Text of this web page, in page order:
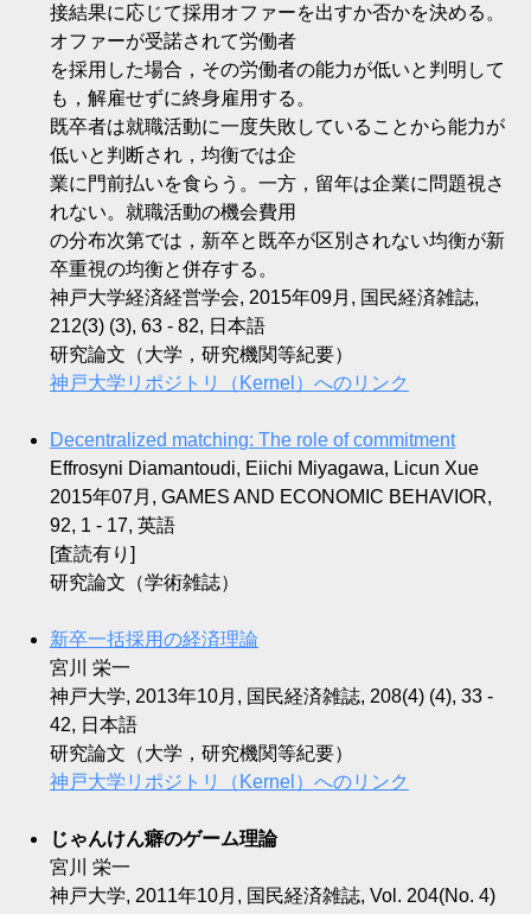
接結果に応じて採用オファーを出すか否かを決める。
オファーが受諾されて労働者
を採用した場合，その労働者の能力が低いと判明して
も，解雇せずに終身雇用する。
既卒者は就職活動に一度失敗していることから能力が
低いと判断され，均衡では企
業に門前払いを食らう。一方，留年は企業に問題視さ
れない。就職活動の機会費用
の分布次第では，新卒と既卒が区別されない均衡が新
卒重視の均衡と併存する。
神戸大学経済経営学会, 2015年09月, 国民経済雑誌,
212(3) (3), 63 - 82, 日本語
研究論文（大学，研究機関等紀要）
神戸大学リポジトリ（Kernel）へのリンク
Decentralized matching: The role of commitment
Effrosyni Diamantoudi, Eiichi Miyagawa, Licun Xue
2015年07月, GAMES AND ECONOMIC BEHAVIOR,
92, 1 - 17, 英語
[査読有り]
研究論文（学術雑誌）
新卒一括採用の経済理論
宮川 栄一
神戸大学, 2013年10月, 国民経済雑誌, 208(4) (4), 33 -
42, 日本語
研究論文（大学，研究機関等紀要）
神戸大学リポジトリ（Kernel）へのリンク
じゃんけん癖のゲーム理論
宮川 栄一
神戸大学, 2011年10月, 国民経済雑誌, Vol. 204(No. 4)